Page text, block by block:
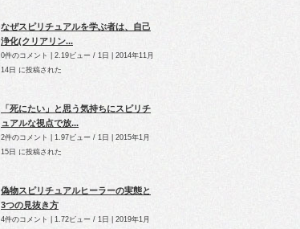
なぜスピリチュアルを学ぶ者は、自己
浄化(クリアリン...
0件のコメント 2.19ビュー / 1日
2014年11月
14日 に投稿された
「死にたい」と思う気持ちにスピリチ
ュアルな視点で放...
2件のコメント 1.97ビュー / 1日
2015年1月
15日 に投稿された
偽物スピリチュアルヒーラーの実態と
3つの見抜き方
4件のコメント 1.72ビュー / 1日
2019年1月